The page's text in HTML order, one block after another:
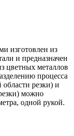
изготовлен из
и предназначен
цветных металлов
процесса
резки) и
можно
одной рукой.